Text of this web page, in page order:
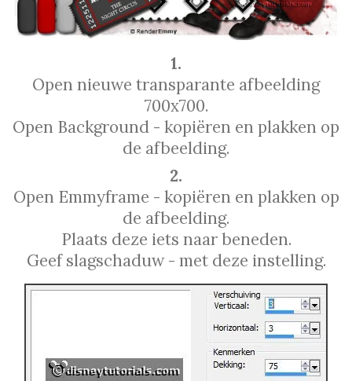
1.
Open nieuwe transparante afbeelding
700x700.
Open Background - kopiëren en plakken op
de afbeelding.
2.
Open Emmyframe - kopiëren en plakken op
de afbeelding.
Plaats deze iets naar beneden.
Geef slagschaduw - met deze instelling.